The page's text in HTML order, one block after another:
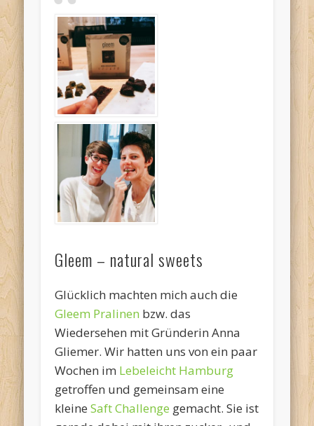
Gleem – natural sweets
Glücklich machten mich auch die
Gleem Pralinen bzw. das
Wiedersehen mit Gründerin Anna
Gliemer. Wir hatten uns von ein paar
Wochen im Lebeleicht Hamburg
getroffen und gemeinsam eine
kleineSaft Challenge gemacht. Sie ist